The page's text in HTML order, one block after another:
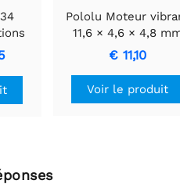
Pololu Moteur
11,6 × 4,6 × 4,8
€ 11,10
Voir le produit